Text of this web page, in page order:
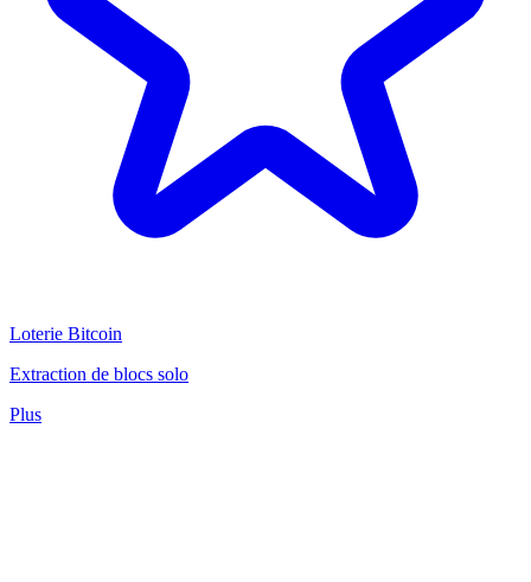
Loterie Bitcoin
Extraction de blocs solo
Plus